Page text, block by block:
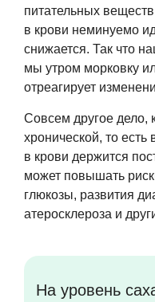
питательных
в крови неминуемо
снижается. Так что
мы утром морковку
отреагирует
Совсем другое дело,
хронической, то
в крови держится
может повышать
глюкозы, развития
атеросклероза и
На уровень